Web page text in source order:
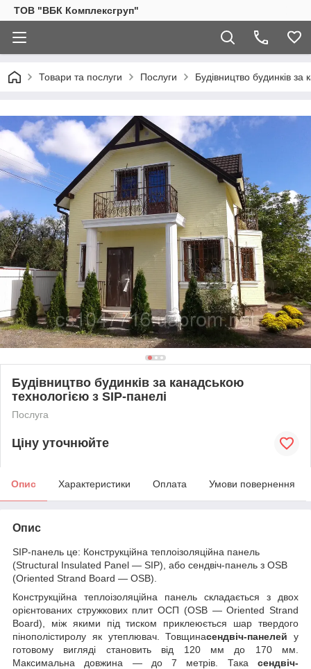
ТОВ "ВБК Комплексгруп"
Товари та послуги Послуги Будівництво будинків за
Будівництво будинків за канадською
технологією з SIP-панелі
Послуга
Ціну уточнюйте
Опис Характеристики Оплата Умови повернення
Опис
SIP-панель це: Конструкційна теплоізоляційна панель
(Structural Insulated Panel — SIP), або сендвіч-панель з OSB
(Oriented Strand Board — OSB).
Конструкційна теплоізоляційна панель складається з двох
орієнтованих стружкових плит ОСП (OSB — Oriented Strand
Board), між якими під тиском приклеюється шар твердого
пінополістиролу як утеплювач. Товщинасендвіч-панелей у
готовому вигляді становить від 120 мм до 170 мм.
Максимальна довжина — до 7 метрів. Така сендвіч-